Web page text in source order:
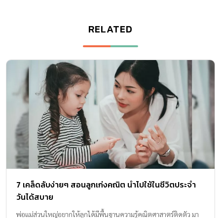
RELATED
7 เคล็ดลับง่ายๆ สอนลูกเก่งคณิต นำไปใช้ในชีวิตประจำ
วันได้สบาย
พ่อแม่ส่วนใหญ่อยากให้ลูกได้มีพื้นฐานความรู้คณิตศาสาตร์ติดตัว มา